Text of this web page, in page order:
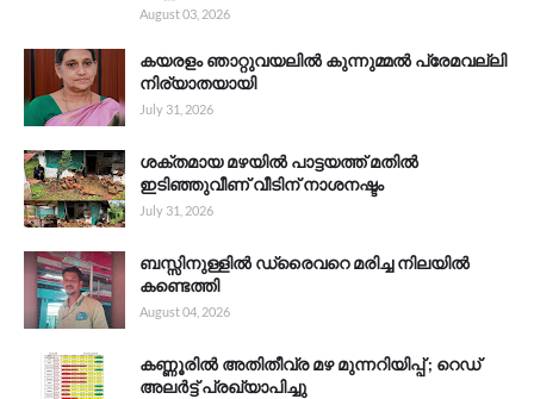
August 03, 2026
കയരളം ഞാറ്റുവയലിൽ കുന്നുമ്മൽ പ്രേമവല്ലി
നിര്യാതയായി
July 31, 2026
ശക്തമായ മഴയിൽ പാട്ടയത്ത് മതിൽ
ഇടിഞ്ഞുവീണ് വീടിന് നാശനഷ്ടം
July 31, 2026
ബസ്സിനുള്ളിൽ ഡ്രൈവറെ മരിച്ച നിലയിൽ
കണ്ടെത്തി
August 04, 2026
കണ്ണൂരിൽ അതിതീവ്ര മഴ മുന്നറിയിപ്പ് ; റെഡ്
അലർട്ട് പ്രഖ്യാപിച്ചു